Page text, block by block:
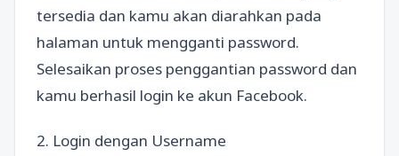
tersedia dan kamu akan diarahkan pada
halaman untuk mengganti password.
Selesaikan proses penggantian password dan
kamu berhasil login ke akun Facebook.
2. Login dengan Username